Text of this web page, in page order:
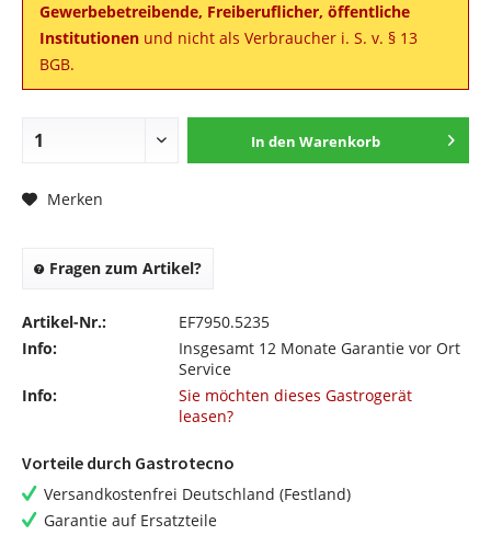
Gewerbebetreibende, Freiberuflicher, öffentliche
Institutionen und nicht als Verbraucher i. S. v. § 13
BGB.
In den Warenkorb
Merken
Fragen zum Artikel?
Artikel-Nr.:
EF7950.5235
Info:
Insgesamt 12 Monate Garantie vor Ort
Service
Info:
Sie möchten dieses Gastrogerät
leasen?
Vorteile durch Gastrotecno
Versandkostenfrei Deutschland (Festland)
Garantie auf Ersatzteile